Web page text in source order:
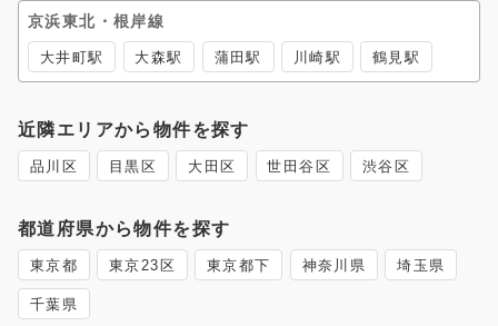
京浜東北・根岸線
大井町駅 大森駅 蒲田駅 川崎駅 鶴見駅
近隣エリアから物件を探す
品川区 目黒区 大田区 世田谷区 渋谷区
都道府県から物件を探す
東京都 東京23区 東京都下 神奈川県 埼玉県
千葉県